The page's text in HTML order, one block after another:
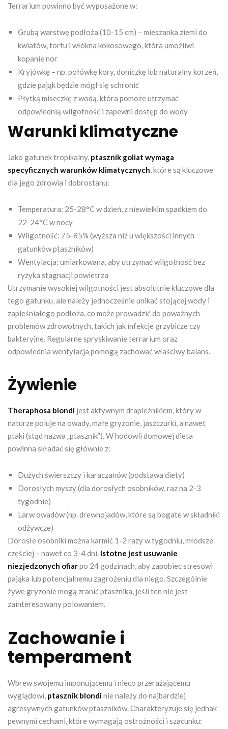
Terrarium powinno być wyposażone w:
Grubą warstwę podłoża (10-15 cm) – mieszanka ziemi do
kwiatów, torfu i włókna kokosowego, która umożliwi
kopanie nor
Kryjówkę – np. połówkę kory, doniczkę lub naturalny korzeń,
gdzie pająk będzie mógł się schronić
Płytką miseczkę z wodą, która pomoże utrzymać
odpowiednią wilgotność i zapewni dostęp do wody
Warunki klimatyczne
Jako gatunek tropikalny, ptasznik goliat wymaga
specyficznych warunków klimatycznych, które są kluczowe
dla jego zdrowia i dobrostanu:
Temperatura: 25-28°C w dzień, z niewielkim spadkiem do
22-24°C w nocy
Wilgotność: 75-85% (wyższa niż u większości innych
gatunków ptaszników)
Wentylacja: umiarkowana, aby utrzymać wilgotność bez
ryzyka stagnacji powietrza
Utrzymanie wysokiej wilgotności jest absolutnie kluczowe dla
tego gatunku, ale należy jednocześnie unikać stojącej wody i
zapleśniałego podłoża, co może prowadzić do poważnych
problemów zdrowotnych, takich jak infekcje grzybicze czy
bakteryjne. Regularne spryskiwanie terrarium oraz
odpowiednia wentylacja pomogą zachować właściwy balans.
Żywienie
Theraphosa blondi jest aktywnym drapieżnikiem, który w
naturze poluje na owady, małe gryzonie, jaszczurki, a nawet
ptaki (stąd nazwa „ptasznik”). W hodowli domowej dieta
powinna składać się głównie z:
Dużych świerszczy i karaczanów (podstawa diety)
Dorosłych myszy (dla dorosłych osobników, raz na 2-3
tygodnie)
Larw owadów (np. drewnojadów, które są bogate w składniki
odżywcze)
Dorosłe osobniki można karmić 1-2 razy w tygodniu, młodsze
częściej – nawet co 3-4 dni. Istotne jest usuwanie
niezjedzonych ofiarpo 24 godzinach, aby zapobiec stresowi
pająka lub potencjalnemu zagrożeniu dla niego. Szczególnie
żywe gryzonie mogą zranić ptasznika, jeśli ten nie jest
zainteresowany polowaniem.
Zachowanie i
temperament
Wbrew swojemu imponującemu i nieco przerażającemu
wyglądowi, ptasznik blondinie należy do najbardziej
agresywnych gatunków ptaszników. Charakteryzuje się jednak
pewnymi cechami, które wymagają ostrożności i szacunku: